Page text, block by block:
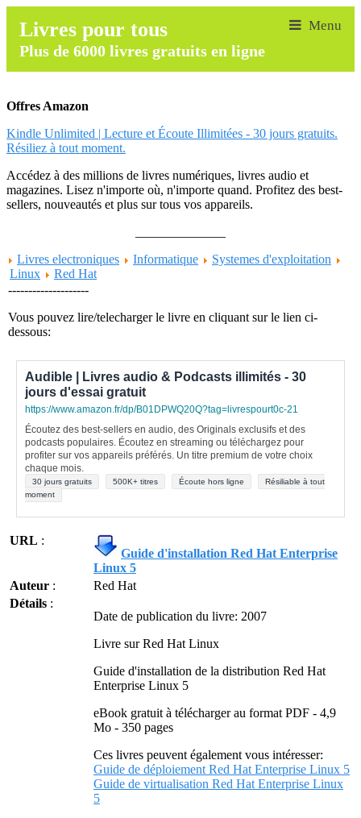
Livres pour tous
Plus de 6000 livres gratuits en ligne
Offres Amazon
Kindle Unlimited | Lecture et Écoute Illimitées - 30 jours gratuits.
Résiliez à tout moment.
Accédez à des millions de livres numériques, livres audio et
magazines. Lisez n'importe où, n'importe quand. Profitez des best-
sellers, nouveautés et plus sur tous vos appareils.
Livres electroniques
Informatique
Systemes d'exploitation
Linux
Red Hat
--------------------
Vous pouvez lire/telecharger le livre en cliquant sur le lien ci-
dessous:
Audible | Livres audio & Podcasts illimités - 30
jours d'essai gratuit
https://www.amazon.fr/dp/B01DPWQ20Q?tag=livrespourt0c-21
Écoutez des best-sellers en audio, des Originals exclusifs et des
podcasts populaires. Écoutez en streaming ou téléchargez pour
profiter sur vos appareils préférés. Un titre premium de votre choix
chaque mois.
30 jours gratuits 500K+ titres Écoute hors ligne
Résiliable à tout
moment
URL :
Guide d'installation Red Hat Enterprise
Linux 5
Auteur :
Red Hat
Détails :
Date de publication du livre: 2007
Livre sur Red Hat Linux
Guide d'installation de la distribution Red Hat
Enterprise Linux 5
eBook gratuit à télécharger au format PDF - 4,9
Mo - 350 pages
Ces livres peuvent également vous intéresser:
Guide de déploiement Red Hat Enterprise Linux 5
Guide de virtualisation Red Hat Enterprise Linux
5